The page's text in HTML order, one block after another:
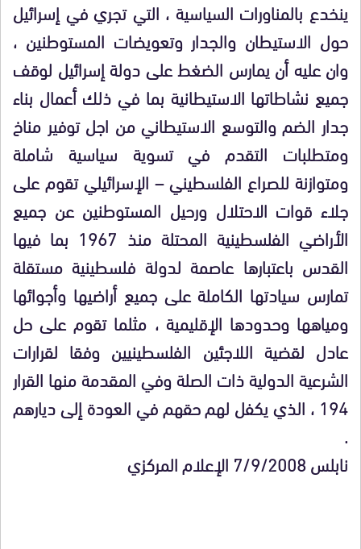
ينخدع بالمناورات السياسية ، التي تجري في إسرائيل
حول الاستيطان والجدار وتعويضات المستوطنين ،
وان عليه أن يمارس الضغط على دولة إسرائيل لوقف
جميع نشاطاتها الاستيطانية بما في ذلك أعمال بناء
جدار الضم والتوسع الاستيطاني من اجل توفير مناخ
ومتطلبات التقدم في تسوية سياسية شاملة
ومتوازنة للصراع الفلسطيني – الإسرائيلي تقوم على
جلاء قوات الاحتلال ورحيل المستوطنين عن جميع
الأراضي الفلسطينية المحتلة منذ 1967 بما فيها
القدس باعتبارها عاصمة لدولة فلسطينية مستقلة
تمارس سيادتها الكاملة على جميع أراضيها وأجوائها
ومياهها وحدودها الإقليمية ، مثلما تقوم على حل
عادل لقضية اللاجئين الفلسطينيين وفقا لقرارات
الشرعية الدولية ذات الصلة وفي المقدمة منها القرار
194 ، الذي يكفل لهم حقهم في العودة إلى ديارهم
.
نابلس 7/9/2008 الإعلام المركزي